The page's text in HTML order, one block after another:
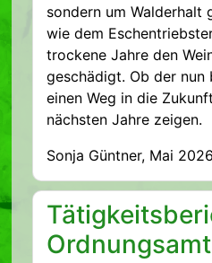
sondern um Walderhalt
wie dem
trockene Jahre den
geschädigt. Ob der nun
einen Weg in die
nächsten Jahre zeigen.
Sonja Güntner, Mai 2026
Ordnungsamt